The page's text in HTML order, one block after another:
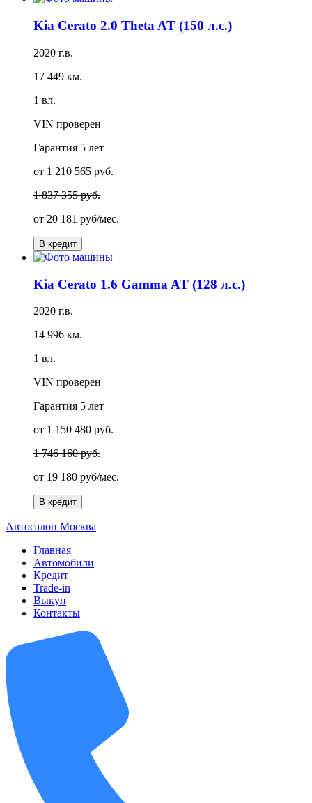
Kia Cerato 2.0 Theta AT (150 л.с.)
2020 г.в.
17 449 км.
1 вл.
VIN проверен
Гарантия 5 лет
от 1 210 565 руб.
1 837 355 руб.
от 20 181 руб/мес.
В кредит
Kia Cerato 1.6 Gamma AT (128 л.с.)
2020 г.в.
14 996 км.
1 вл.
VIN проверен
Гарантия 5 лет
от 1 150 480 руб.
1 746 160 руб.
от 19 180 руб/мес.
В кредит
Автосалон Москва
Главная
Автомобили
Кредит
Trade-in
Выкуп
Контакты